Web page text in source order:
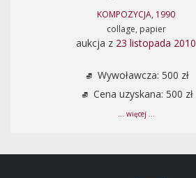
KOMPOZYCJA, 1990
collage, papier
aukcja z 23 listopada 2010
Wywoławcza: 500 zł
Cena uzyskana: 500 zł
... więcej ...